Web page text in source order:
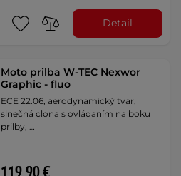
Detail
Moto prilba W-TEC Nexwor
Graphic - fluo
ECE 22.06, aerodynamický tvar,
slnečná clona s ovládaním na boku
prilby, …